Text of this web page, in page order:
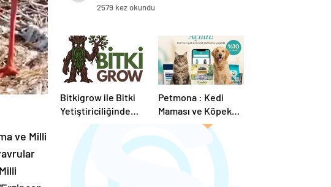
ve Milli
2579 kez okundu
Bitkigrow ile Bitki
Yetiştiriciliğinde
Doğru Ekipman ve
Ürün Seçimi
Petmona : Kedi
Maması ve Köpek
Maması İle Tüm
Evcil Hayvan
Ürünleri